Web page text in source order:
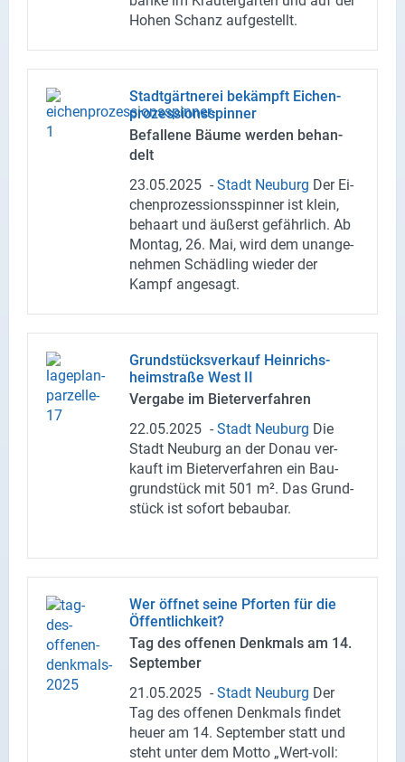
Hohen Schanz auf­ge­stellt.
Stadt­gärt­ne­rei be­kämpft Ei­chen­
pro­zes­si­ons­spin­ner
Be­fal­le­ne Bäume wer­den be­han­
delt
23.05.2025 - Stadt Neu­burg Der Ei­
chen­pro­zes­si­ons­spin­ner ist klein,
be­haart und äu­ßerst ge­fähr­lich. Ab
Mon­tag, 26. Mai, wird dem un­an­ge­
neh­men Schäd­ling wie­der der
Kampf an­ge­sagt.
Grund­stücks­ver­kauf Hein­richs­
heim­stra­ße West II
Ver­ga­be im Bie­ter­ver­fah­ren
22.05.2025 - Stadt Neu­burg Die
Stadt Neu­burg an der Donau ver­
kauft im Bie­ter­ver­fah­ren ein Bau­
grund­stück mit 501 m². Das Grund­
stück ist so­fort be­bau­bar.
Wer öff­net seine Pfor­ten für die
Öf­fent­lich­keit?
Tag des of­fe­nen Denk­mals am 14.
Sep­tem­ber
21.05.2025 - Stadt Neu­burg Der
Tag des of­fe­nen Denk­mals fin­det
heuer am 14. Sep­tem­ber statt und
steht unter dem Motto „Wert-​voll: